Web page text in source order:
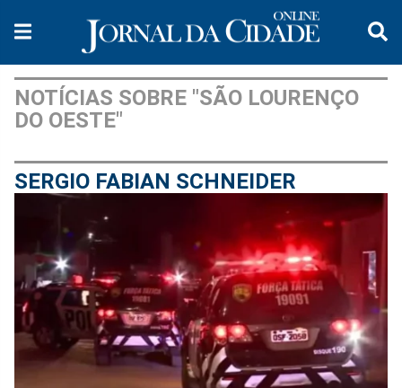
NOTÍCIAS SOBRE "SÃO LOURENÇO
DO OESTE"
SERGIO FABIAN SCHNEIDER